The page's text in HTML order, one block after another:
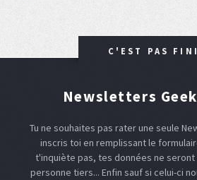
C'EST PAS
Newsletters
Tu ne souhaites pas rater une seule
inscris toi en remplissant le
t'inquiète pas, tes données ne
personne tiers... Enfin sauf si celui-ci